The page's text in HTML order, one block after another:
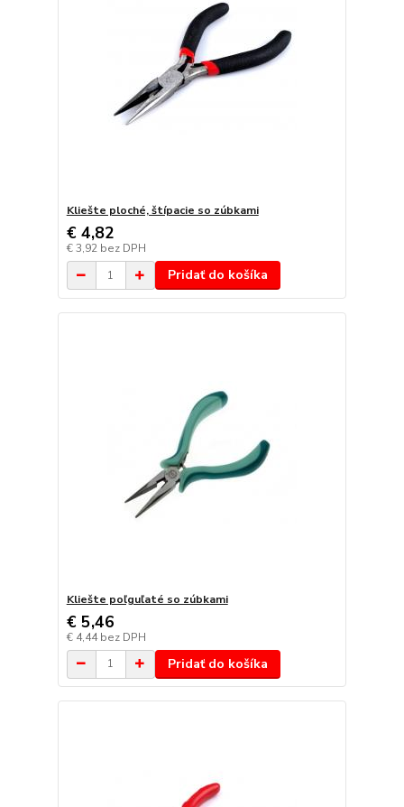
Kliešte ploché, štípacie so zúbkami
€ 4,82
€ 3,92 bez DPH
Pridať do košíka
Kliešte poľguľaté so zúbkami
€ 5,46
€ 4,44bez DPH
Pridať do košíka